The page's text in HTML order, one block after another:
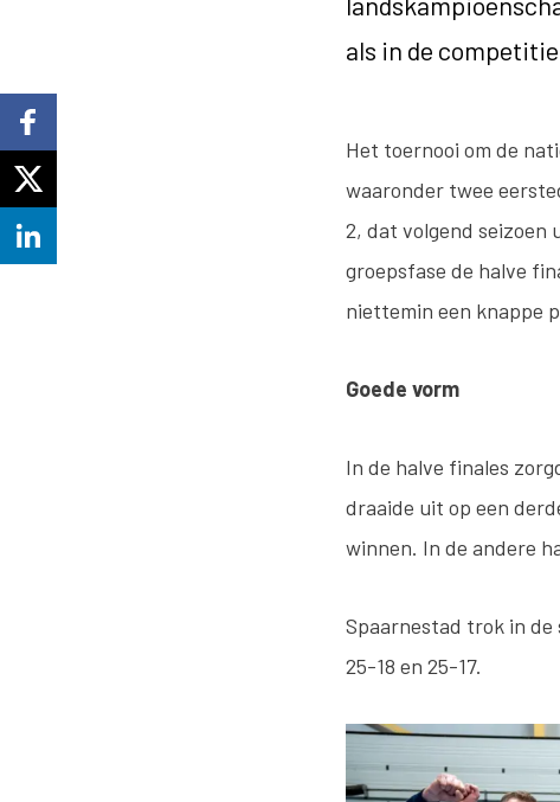
als in de competitie
Het toernooi om de
waaronder twee
2, dat volgend seizoen
groepsfase de halve
niettemin een knappe
Goede vorm
In de halve finales
draaide uit op een
winnen. In de andere
Spaarnestad trok in de
25-18 en 25-17.